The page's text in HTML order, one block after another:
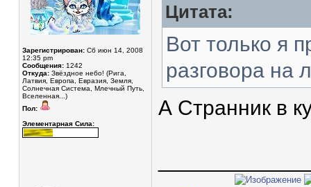
Зарегистрирован: Сб июн 14, 2008
12:35 pm
Сообщения: 1242
Откуда: Звёздное небо! (Рига,
Латвия, Европа, Евразия, Земля,
Солнечная Система, Млечный Путь,
Вселенная...)
Пол:
Элементарная Сила:
Цитата:
Вот только я
разговора на
А Странник в